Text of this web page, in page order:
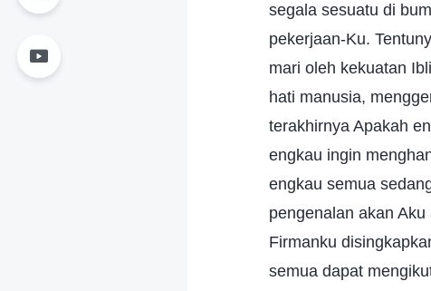
segala sesuatu di
pekerjaan-Ku.
mari oleh kekuatan
hati manusia,
terakhirnya Apakah
engkau ingin
engkau semua
pengenalan akan
Firmanku
semua dapat